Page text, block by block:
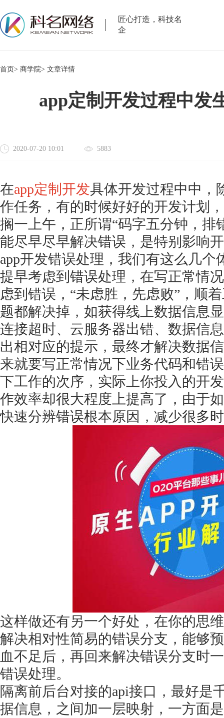
匠心打造，科技名
企
首页> 商学院> 文章详情
app定制开发过程中发
2020-07-20 10:01 5883
在app定制开发具体开发过程中中，
作任务，有的时候好好的开发计划
搁一上午，正所谓“码字五分钟，排
能尽早尽早解决错误，是特别影响
app开发错误处理，我们有这么几个
提早考虑到错误处理，在写正常情
虑到错误， “未虑胜，先虑败”，顺
题都解决掉，如获得线上数据信息
连接超时、云服务器出错、数据信
出相对应的提示，最终才解决数据
来就要写正常情况下业务代码和错
下工作的次序，实际上你投入的开
作效率却很大程度上提高了，由于
快速分辨错误根本原因，减少很多
这样做还有另一个好处，在你的思
解决相对性简易的错误分支，能够
血不足后，再回来解决错误分支时
错误处理。
隔离前后台对接的api接口，最好是
据信息，之间加一层映射，一方面
获得产品报价方案
1万个想法不如1次的方案落地